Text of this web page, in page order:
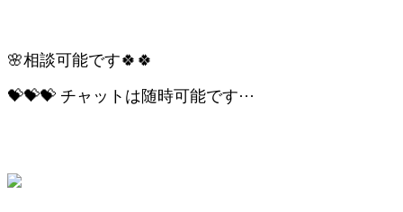
🌸相談可能です🍀🍀
💝💝💝 チャットは随時可能です···